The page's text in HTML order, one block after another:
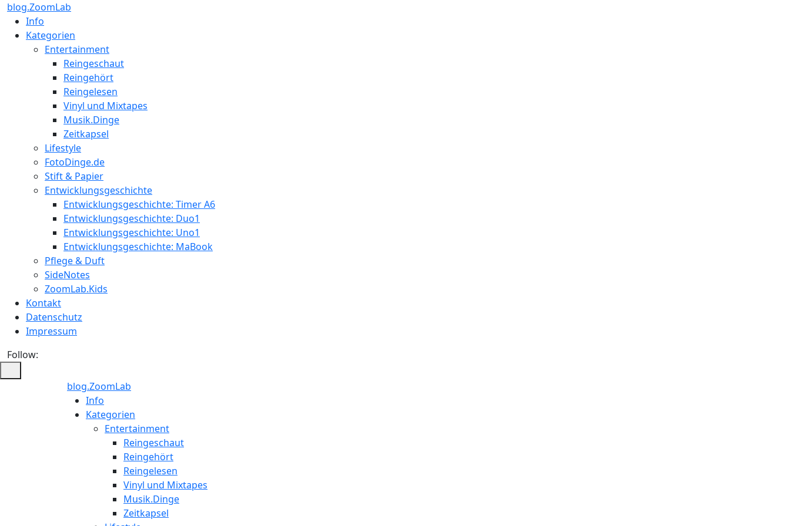
blog.ZoomLab
Info
Kategorien
Entertainment
Reingeschaut
Reingehört
Reingelesen
Vinyl und Mixtapes
Musik.Dinge
Zeitkapsel
Lifestyle
FotoDinge.de
Stift & Papier
Entwicklungsgeschichte
Entwicklungsgeschichte: Timer A6
Entwicklungsgeschichte: Duo1
Entwicklungsgeschichte: Uno1
Entwicklungsgeschichte: MaBook
Pflege & Duft
SideNotes
ZoomLab.Kids
Kontakt
Datenschutz
Impressum
Follow:
blog.ZoomLab
ZoomLab
pers.
Blog
Info
Kategorien
Entertainment
Reingeschaut
Reingehört
Reingelesen
Vinyl und Mixtapes
Musik.Dinge
Zeitkapsel